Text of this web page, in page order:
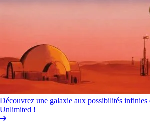
Découvrez une galaxie aux possibilités
Unlimited !